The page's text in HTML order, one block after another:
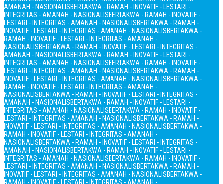
AMANAH - NASIONALISBERTAKWA - RAMAH - INOVATIF - LESTARI -
INTEGRITAS - AMANAH - NASIONALISBERTAKWA - RAMAH - INOVATIF -
LESTARI - INTEGRITAS - AMANAH - NASIONALISBERTAKWA - RAMAH -
INOVATIF - LESTARI - INTEGRITAS - AMANAH - NASIONALISBERTAKWA -
RAMAH - INOVATIF - LESTARI - INTEGRITAS - AMANAH -
NASIONALISBERTAKWA - RAMAH - INOVATIF - LESTARI - INTEGRITAS -
AMANAH - NASIONALISBERTAKWA - RAMAH - INOVATIF - LESTARI -
INTEGRITAS - AMANAH - NASIONALISBERTAKWA - RAMAH - INOVATIF -
LESTARI - INTEGRITAS - AMANAH - NASIONALISBERTAKWA - RAMAH -
INOVATIF - LESTARI - INTEGRITAS - AMANAH - NASIONALISBERTAKWA -
RAMAH - INOVATIF - LESTARI - INTEGRITAS - AMANAH -
NASIONALISBERTAKWA - RAMAH - INOVATIF - LESTARI - INTEGRITAS -
AMANAH - NASIONALISBERTAKWA - RAMAH - INOVATIF - LESTARI -
INTEGRITAS - AMANAH - NASIONALISBERTAKWA - RAMAH - INOVATIF -
LESTARI - INTEGRITAS - AMANAH - NASIONALISBERTAKWA - RAMAH -
INOVATIF - LESTARI - INTEGRITAS - AMANAH - NASIONALISBERTAKWA -
RAMAH - INOVATIF - LESTARI - INTEGRITAS - AMANAH -
NASIONALISBERTAKWA - RAMAH - INOVATIF - LESTARI - INTEGRITAS -
AMANAH - NASIONALISBERTAKWA - RAMAH - INOVATIF - LESTARI -
INTEGRITAS - AMANAH - NASIONALISBERTAKWA - RAMAH - INOVATIF -
LESTARI - INTEGRITAS - AMANAH - NASIONALISBERTAKWA - RAMAH -
INOVATIF - LESTARI - INTEGRITAS - AMANAH - NASIONALISBERTAKWA -
RAMAH - INOVATIF - LESTARI - INTEGRITAS - AMANAH -